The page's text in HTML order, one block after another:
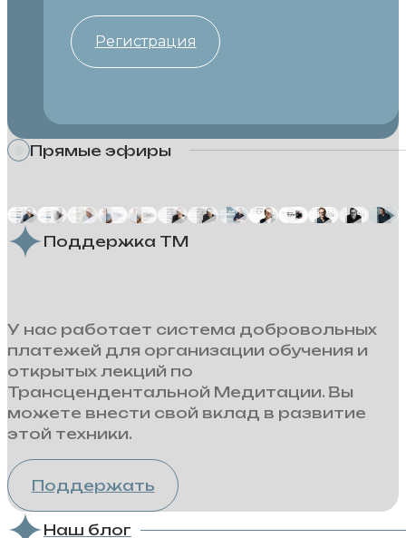
Регистрация
Прямые эфиры
Поддержка ТМ
У нас работает система добровольных
платежей для организации обучения и
открытых лекций по
Трансцендентальной Медитации. Вы
можете внести свой вклад в развитие
этой техники.
Поддержать
Наш блог